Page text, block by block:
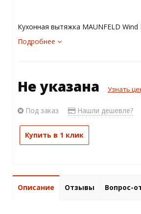
Кухонная вытяжка MAUNFELD Wind
Подробнее
Не указана Узнать
Под заказ Нашли дешевле?
Купить в 1 клик
Описание Отзывы Вопрос-